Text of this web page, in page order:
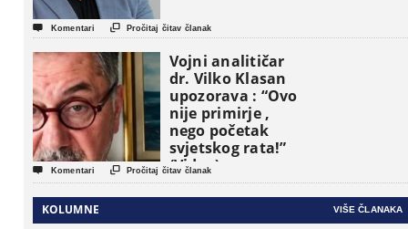
 Komentari  Pročitaj čitav članak
Vojni analitičar
dr. Vilko Klasan
upozorava : “Ovo
nije primirje ,
nego početak
svjetskog rata!”
(Video)
 Komentari  Pročitaj čitav članak
KOLUMNE VIŠE ČLANAKA